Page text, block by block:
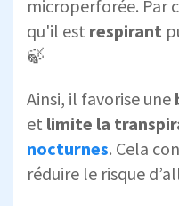
microperforée. Par
qu'il est respirant
🍃
Ainsi, il favorise une
et limite la
nocturnes. Cela
réduire le risque